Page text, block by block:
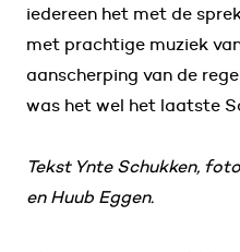
iedereen het met de
met prachtige muziek
aanscherping van de
was het wel het laatste
Tekst Ynte Schukken,
en Huub Eggen.